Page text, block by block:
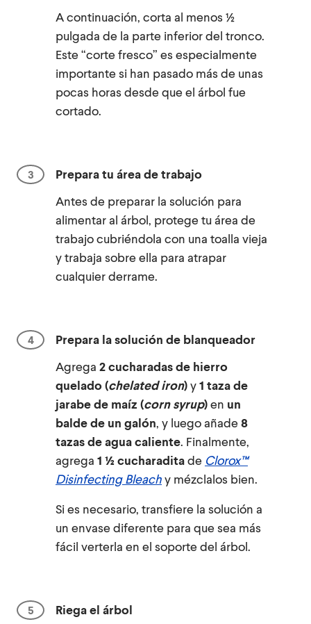
A continuación, corta al menos ½
pulgada de la parte inferior del tronco.
Este “corte fresco” es especialmente
importante si han pasado más de unas
pocas horas desde que el árbol fue
cortado.
Prepara tu área de trabajo
Antes de preparar la solución para
alimentar al árbol, protege tu área de
trabajo cubriéndola con una toalla vieja
y trabaja sobre ella para atrapar
cualquier derrame.
Prepara la solución de blanqueador
Agrega 2 cucharadas de hierro
quelado (chelated iron)y1 taza de
jarabe de maíz (corn syrup)en un
balde de un galón, y luego añade 8
tazas de agua caliente. Finalmente,
agrega 1 ½ cucharaditade Clorox™
Disinfecting Bleachy mézclalos bien.
Si es necesario, transfiere la solución a
un envase diferente para que sea más
fácil verterla en el soporte del árbol.
Riega el árbol